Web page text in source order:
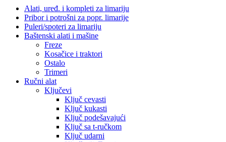
Alati, uređ. i kompleti za limariju
Pribor i potrošni za popr. limarije
Puleri/spoteri za limariju
Baštenski alati i mašine
Freze
Kosačice i traktori
Ostalo
Trimeri
Ručni alat
Ključevi
Ključ cevasti
Ključ kukasti
Ključ podešavajući
Ključ sa t-ručkom
Ključ udarni